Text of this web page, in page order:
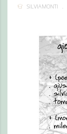
SILVIAMONTI